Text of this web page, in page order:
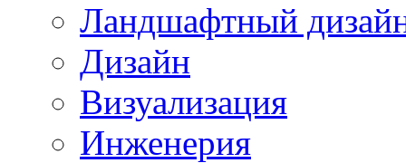
Ландшафтный
Дизайн
Визуализация
Инженерия